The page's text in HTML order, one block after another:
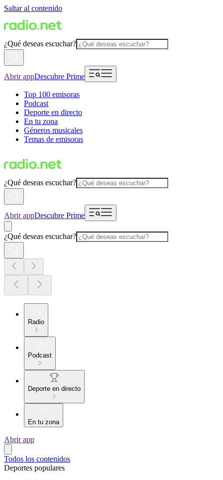
Saltar al contenido
¿Qué deseas escuchar?
Abrir appDescubre Prime
Top 100 emisoras
Podcast
Deporte en directo
En tu zona
Géneros musicales
Temas de emisoras
¿Qué deseas escuchar?
Abrir appDescubre Prime
¿Qué deseas escuchar?
Radio
Podcast
Deporte en directo
En tu zona
Abrir app
Todos los contenidos
Deportes populares